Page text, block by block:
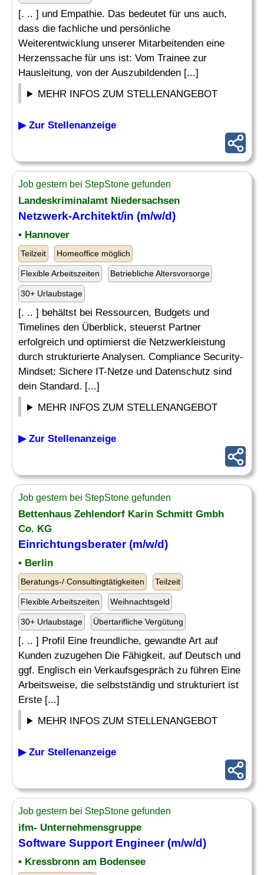
[. .. ] und Empathie. Das bedeutet für uns auch,
dass die fachliche und persönliche
Weiterentwicklung unserer Mitarbeitenden eine
Herzenssache für uns ist: Vom Trainee zur
Hausleitung, von der Auszubildenden [...]
MEHR INFOS ZUM STELLENANGEBOT
▶ Zur Stellenanzeige
Job gestern bei StepStone gefunden
Landeskriminalamt Niedersachsen
Netzwerk-Architekt/in (m/w/d)
• Hannover
Teilzeit Homeoffice möglich
Flexible Arbeitszeiten Betriebliche Altersvorsorge
30+ Urlaubstage
[. .. ] behältst bei Ressourcen, Budgets und
Timelines den Überblick, steuerst Partner
erfolgreich und optimierst die Netzwerkleistung
durch strukturierte Analysen. Compliance Security-
Mindset: Sichere IT-Netze und Datenschutz sind
dein Standard. [...]
MEHR INFOS ZUM STELLENANGEBOT
▶ Zur Stellenanzeige
Job gestern bei StepStone gefunden
Bettenhaus Zehlendorf Karin Schmitt Gmbh
Co. KG
Einrichtungsberater (m/w/d)
• Berlin
Beratungs-/ Consultingtätigkeiten Teilzeit
Flexible Arbeitszeiten Weihnachtsgeld
30+ Urlaubstage Übertarifliche Vergütung
[. .. ] Profil Eine freundliche, gewandte Art auf
Kunden zuzugehen Die Fähigkeit, auf Deutsch und
ggf. Englisch ein Verkaufsgespräch zu führen Eine
Arbeitsweise, die selbstständig und strukturiert ist
Erste [...]
MEHR INFOS ZUM STELLENANGEBOT
▶ Zur Stellenanzeige
Job gestern bei StepStone gefunden
ifm- Unternehmensgruppe
Software Support Engineer (m/w/d)
• Kressbronn am Bodensee